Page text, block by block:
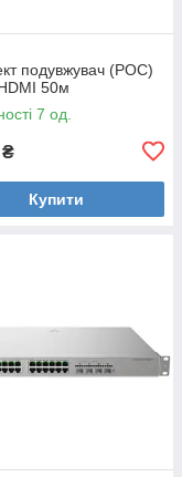
подувжувач (POC)
50м
7 од.
₴
Купити